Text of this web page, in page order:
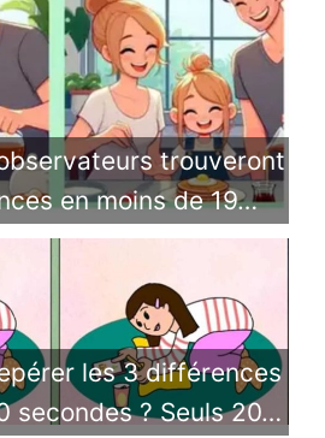
trouveront
en moins de 19…
les 3 différences
secondes ? Seuls 20…